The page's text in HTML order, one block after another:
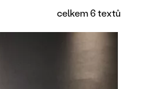
celkem 6 textů